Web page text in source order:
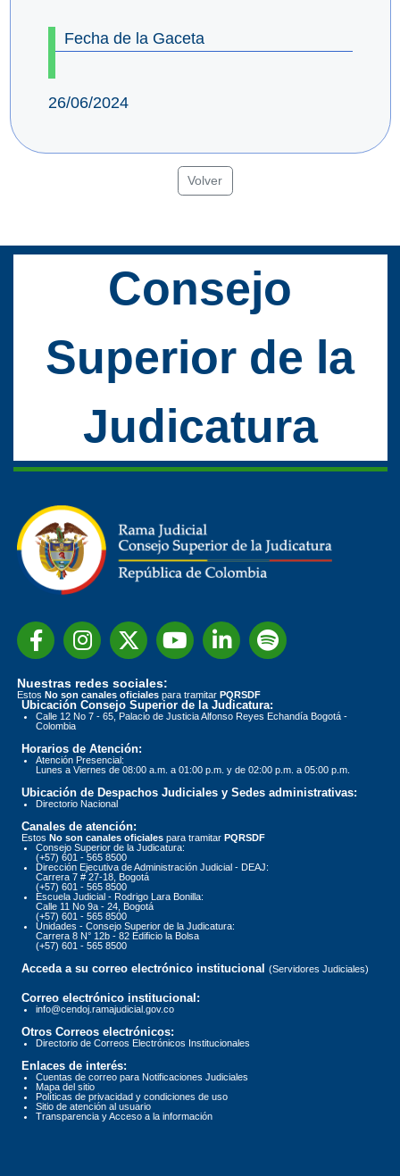
Fecha de la Gaceta
26/06/2024
Volver
Consejo
Superior de la
Judicatura
Nuestras redes sociales:
Estos No son canales oficiales para tramitar PQRSDF
Ubicación Consejo Superior de la Judicatura:
Calle 12 No 7 - 65, Palacio de Justicia Alfonso Reyes Echandía Bogotá -
Colombia
Horarios de Atención:
Atención Presencial:
Lunes a Viernes de 08:00 a.m. a 01:00 p.m. y de 02:00 p.m. a 05:00 p.m.
Ubicación de Despachos Judiciales y Sedes administrativas:
Directorio Nacional
Canales de atención:
Estos No son canales oficiales para tramitar PQRSDF
Consejo Superior de la Judicatura:
(+57) 601 - 565 8500
Dirección Ejecutiva de Administración Judicial - DEAJ:
Carrera 7 # 27-18, Bogotá
(+57) 601 - 565 8500
Escuela Judicial - Rodrigo Lara Bonilla:
Calle 11 No 9a - 24, Bogotá
(+57) 601 - 565 8500
Unidades - Consejo Superior de la Judicatura:
Carrera 8 N° 12b - 82 Edificio la Bolsa
(+57) 601 - 565 8500
Acceda a su correo electrónico institucional (Servidores Judiciales)
Correo electrónico institucional:
info@cendoj.ramajudicial.gov.co
Otros Correos electrónicos:
Directorio de Correos Electrónicos Institucionales
Enlaces de interés:
Cuentas de correo para Notificaciones Judiciales
Mapa del sitio
Políticas de privacidad y condiciones de uso
Sitio de atención al usuario
Transparencia y Acceso a la información